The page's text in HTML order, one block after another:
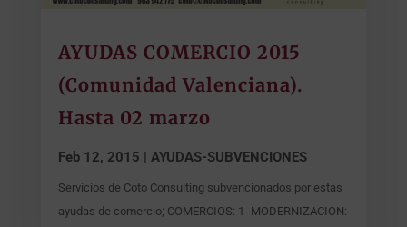
AYUDAS COMERCIO 2015
(Comunidad Valenciana).
Hasta 02 marzo
Feb 12, 2015 | AYUDAS-SUBVENCIONES
Servicios de Coto Consulting subvencionados por estas
ayudas de comercio; COMERCIOS: 1- MODERNIZACION: